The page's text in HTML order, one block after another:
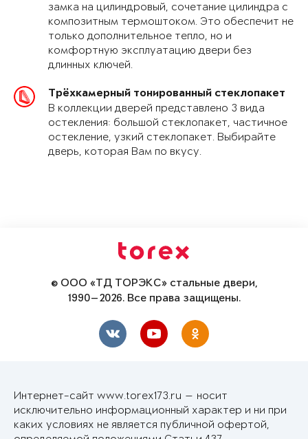
замка на цилиндровый, сочетание цилиндра с
композитным термоштоком. Это обеспечит не
только дополнительное тепло, но и
комфортную эксплуатацию двери без
длинных ключей.
Трёхкамерный тонированный стеклопакет
В коллекции дверей представлено 3 вида
остекления: большой стеклопакет, частичное
остекление, узкий стеклопакет. Выбирайте
дверь, которая Вам по вкусу.
© ООО «ТД ТОРЭКС» стальные двери,
1990—2026. Все права защищены.
Интернет-сайт www.torex173.ru — носит
исключительно информационный характер и ни при
каких условиях не является публичной офертой,